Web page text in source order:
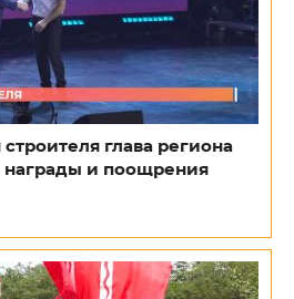
глава региона
награды и поощрения